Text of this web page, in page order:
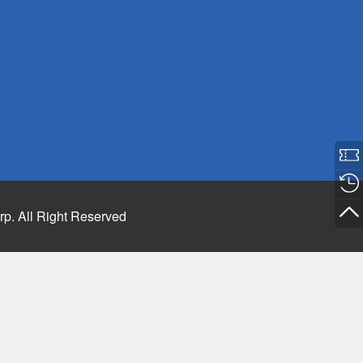
All Right Reserved